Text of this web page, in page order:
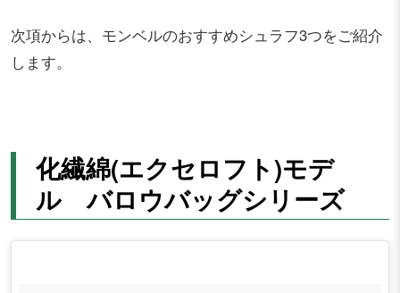
次項からは、モンベルのおすすめシュラフ3つをご紹介
します。
化繊綿(エクセロフト)モデ
ル バロウバッグシリーズ